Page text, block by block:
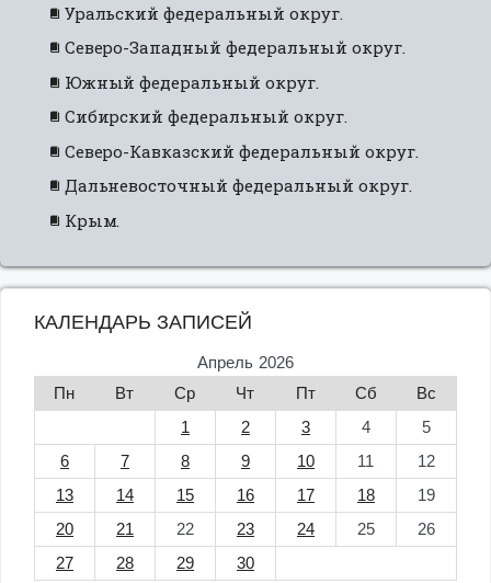
Уральский федеральный округ.
Северо-Западный федеральный округ.
Южный федеральный округ.
Сибирский федеральный округ.
Северо-Кавказский федеральный округ.
Дальневосточный федеральный округ.
Крым.
КАЛЕНДАРЬ ЗАПИСЕЙ
Апрель 2026
Пн
Вт Ср Чт Пт Сб
Вс
1
2 3 4
5
6
7 8 9 10 11
12
13
14 15 16 17 18
19
20
21 22 23 24 25
26
27
28 29 30